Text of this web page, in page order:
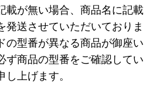
載が無い場合、商品名に記載
発送させていただいておりま
の型番が異なる商品が御座い
ず商品の型番をご確認してい
上げます。